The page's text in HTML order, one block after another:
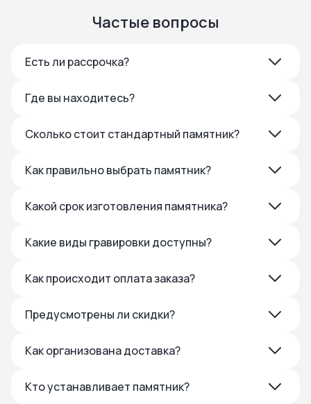
Частые вопросы
Есть ли рассрочка?
Где вы находитесь?
Сколько стоит стандартный памятник?
Как правильно выбрать памятник?
Какой срок изготовления памятника?
Какие виды гравировки доступны?
Как происходит оплата заказа?
Предусмотрены ли скидки?
Как организована доставка?
Кто устанавливает памятник?